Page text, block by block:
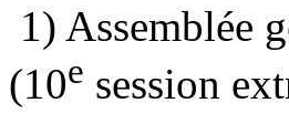
1) Assemblée
(10e session